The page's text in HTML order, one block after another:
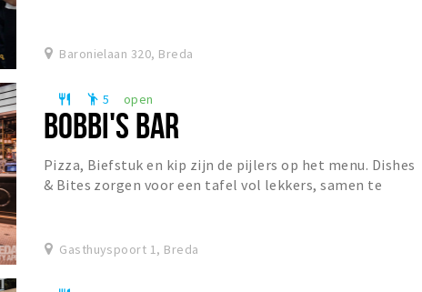
Baronielaan 320, Breda
restaurant emoji_people 5 open
BOBBI'S BAR
Pizza, Biefstuk en kip zijn de pijlers op het menu. Dishes
& Bites zorgen voor een tafel vol lekkers, samen te
Gasthuyspoort 1, Breda